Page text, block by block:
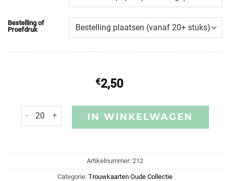
Bestelling of
Proefdruk
€2,50
IN WINKELWAGEN
Artikelnummer: 212
Categorie: Trouwkaarten Oude Collectie